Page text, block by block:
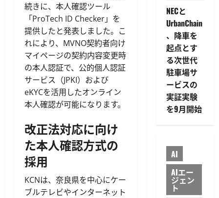
続きに、本人確認ツール
「ProTech ID Checker」を
提供したと発表しました。こ
れにより、MVNO契約者向け
マイページの契約内容変更時
の本人認証で、公的個人認証
サービス（JPKI）および
eKYCを活用したオンライン
本人確認が可能になります。
改正法対応に向け
た本人確認方式の
採用
KCNは、奈良県を中心にケー
ブルテレビやインターネット
NECと
UrbanChain
、降車を
起点とす
る次世代
駐車場サ
ービスの
実証実験
を9月開始
AI
AIエー
ジェン
ト